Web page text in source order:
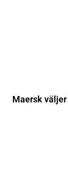
Maersk